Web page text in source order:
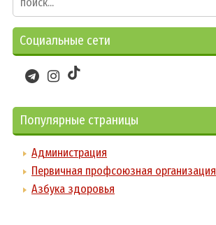
Социальные сети
Популярные страницы
Администрация
Первичная профсоюзная организация
Азбука здоровья